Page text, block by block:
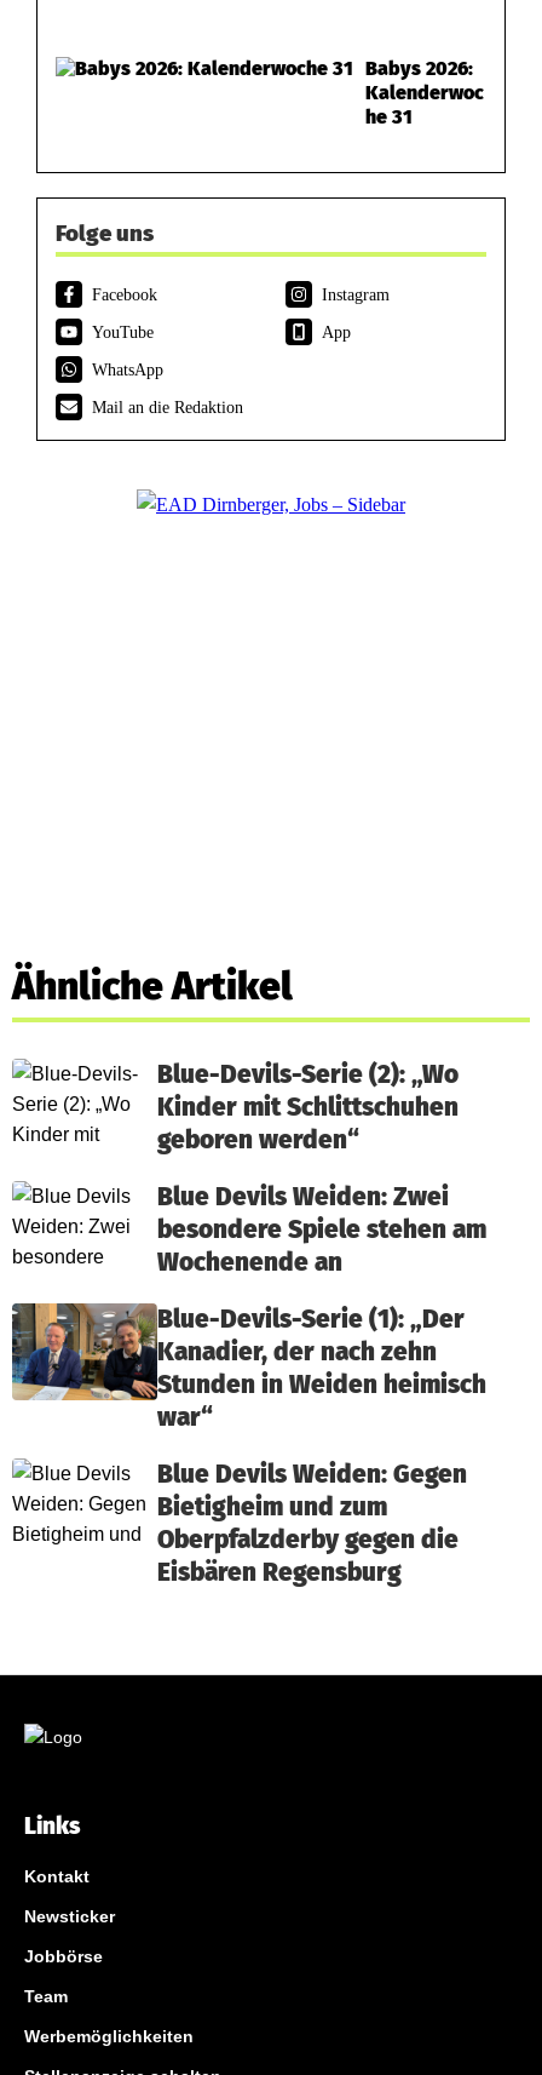
Babys 2026:
Kalenderwoc
he 31
Folge uns
Facebook
Instagram
YouTube
App
WhatsApp
Mail an die Redaktion
Ähnliche Artikel
Blue-Devils-Serie (2): „Wo
Kinder mit Schlittschuhen
geboren werden“
Blue Devils Weiden: Zwei
besondere Spiele stehen am
Wochenende an
Blue-Devils-Serie (1): „Der
Kanadier, der nach zehn
Stunden in Weiden heimisch
war“
Blue Devils Weiden: Gegen
Bietigheim und zum
Oberpfalzderby gegen die
Eisbären Regensburg
Links
Kontakt
Newsticker
Jobbörse
Team
Werbemöglichkeiten